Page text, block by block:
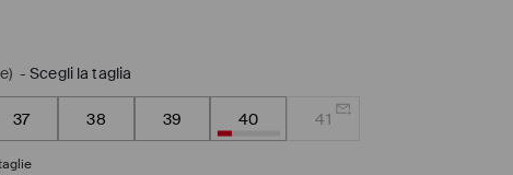
-Scegli la taglia
37 38 39 40 41